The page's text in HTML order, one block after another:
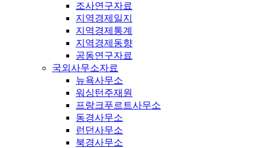
조사연구자료
지역경제일지
지역경제통계
지역경제동향
공동연구자료
국외사무소자료
뉴욕사무소
워싱턴주재원
프랑크푸르트사무소
동경사무소
런던사무소
북경사무소